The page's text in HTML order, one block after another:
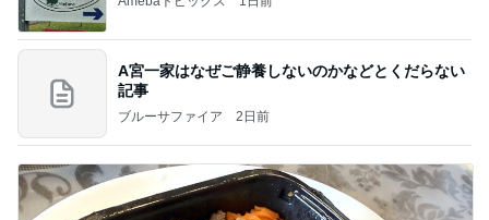
A宮一家はなぜご静養しないのかなどとくだらない
記事
ブルーサファイア 2日前